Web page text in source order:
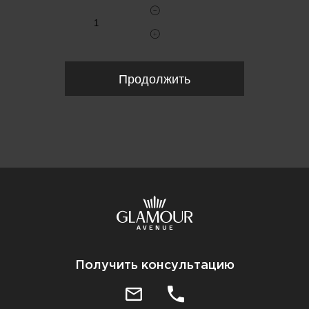
Продолжить
Получить консультацию